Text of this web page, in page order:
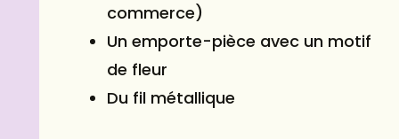
commerce)
Un emporte-pièce avec un motif
de fleur
Du fil métallique